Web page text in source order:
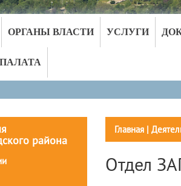
ОРГАНЫ ВЛАСТИ УСЛУГИ
района
Главная|
Отдел